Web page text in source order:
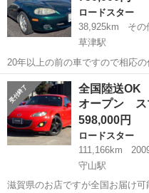
ロードスター
38,925km
その
草津駅
20年以上の前の車ですので相応
認してくださいませ。 違う車に
格については買取価格と専門業
て、幌交換費用として若干の値引
滋賀 草津市 草津駅
全国陸送
オープン
598,000円
ロードスター
111,166km
守山駅
滋賀県のお店ですが全国お届け可能です！ ジモティー